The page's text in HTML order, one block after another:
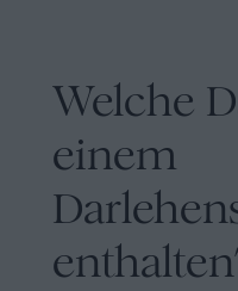
Welche
einem